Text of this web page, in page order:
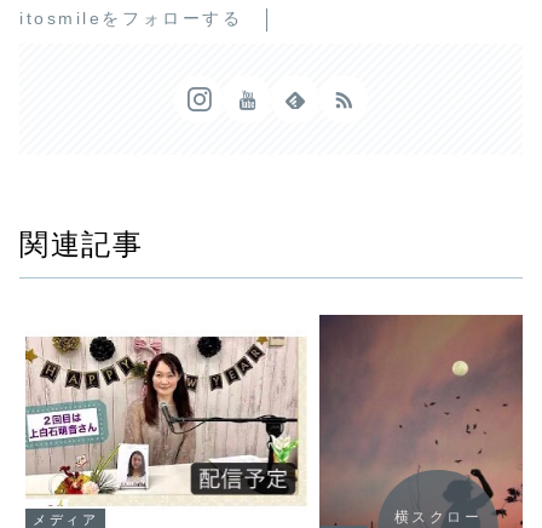
itosmileをフォローする
関連記事
メディア
横スクロー